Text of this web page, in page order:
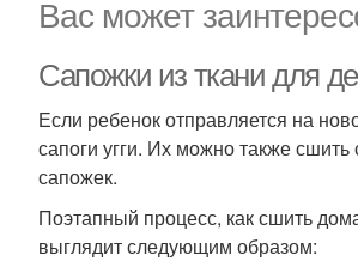
Вас может
Сапожки из ткани для
Если ребенок отправляется на
сапоги угги. Их можно также
сапожек.
Поэтапный процесс, как сшить
выглядит следующим образом: